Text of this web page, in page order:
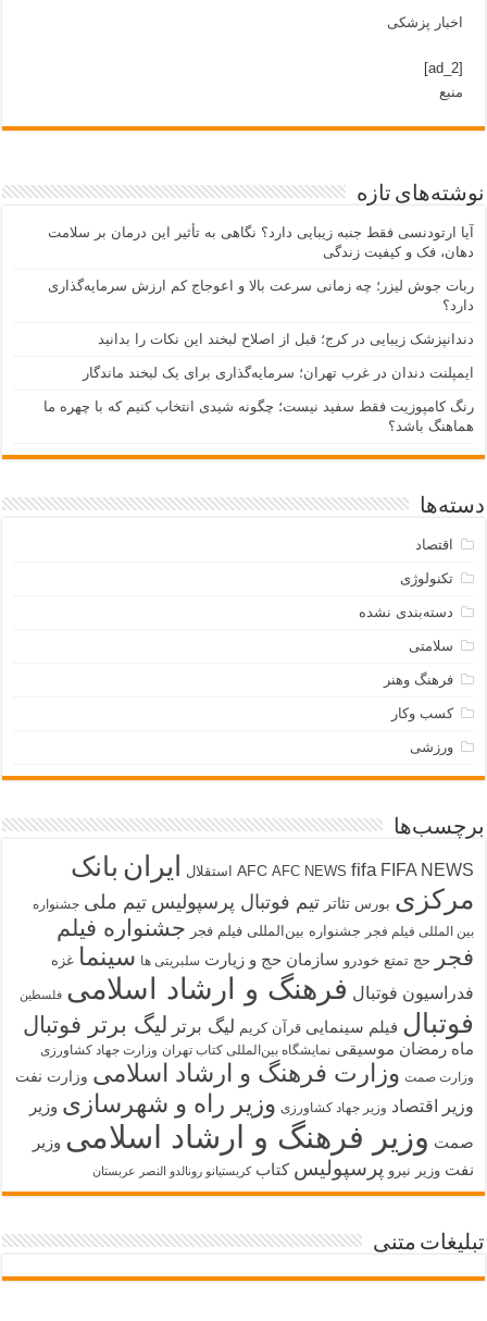
اخبار پزشکی
[ad_2]
منبع
نوشته‌های تازه
آیا ارتودنسی فقط جنبه زیبایی دارد؟ نگاهی به تأثیر این درمان بر سلامت
دهان، فک و کیفیت زندگی
ربات جوش لیزر؛ چه زمانی سرعت بالا و اعوجاج کم ارزش سرمایه‌گذاری
دارد؟
دندانپزشک زیبایی در کرج؛ قبل از اصلاح لبخند این نکات را بدانید
ایمپلنت دندان در غرب تهران؛ سرمایه‌گذاری برای یک لبخند ماندگار
رنگ کامپوزیت فقط سفید نیست؛ چگونه شیدی انتخاب کنیم که با چهره ما
هماهنگ باشد؟
دسته‌ها
اقتصاد
تکنولوژی
دسته‌بندی نشده
سلامتی
فرهنگ وهنر
کسب وکار
ورزشی
برچسب‌ها
AFC AFC NEWS fifa FIFA NEWS استقلال ایران بانک
مرکزی بورس تئاتر تیم فوتبال پرسپولیس تیم ملی جشنواره
بین المللی فیلم فجر جشنواره بین‌المللی فیلم فجر جشنواره فیلم
فجر
حج تمتع خودرو سازمان حج و زیارت سلبریتی ها سینما غزه
فدراسیون فوتبال فرهنگ و ارشاد اسلامی فلسطین
فوتبال فیلم سینمایی قرآن کریم لیگ برتر لیگ برتر فوتبال
ماه رمضان موسیقی نمایشگاه بین‌المللی کتاب تهران وزارت جهاد کشاورزی
وزارت صمت وزارت فرهنگ و ارشاد اسلامی وزارت نفت
وزیر اقتصاد وزیر جهاد کشاورزی وزیر راه و شهرسازی وزیر
صمت وزیر فرهنگ و ارشاد اسلامی وزیر
نفت وزیر نیرو پرسپولیس کتاب کریستیانو رونالدو النصر عربستان
تبلیغات متنی